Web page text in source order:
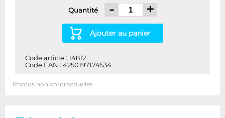
Quantité - +
Ajouter au panier
Code article : 14812
Code EAN : 4250197174534
Photos non contractuelles